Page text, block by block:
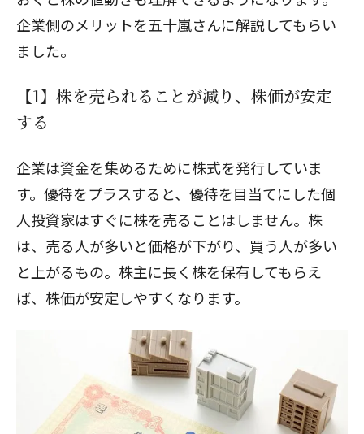
企業側のメリットを五十嵐さんに解説してもらい
ました。
【1】株を売られることが減り、株価が安定
する
企業は資金を集めるために株式を発行していま
す。優待をプラスすると、優待を目当てにした個
人投資家はすぐに株を売ることはしません。株
は、売る人が多いと価格が下がり、買う人が多い
と上がるもの。株主に長く株を保有してもらえ
ば、株価が安定しやすくなります。